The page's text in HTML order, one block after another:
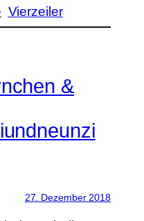
Vierzeiler
&
27. Dezember 2018